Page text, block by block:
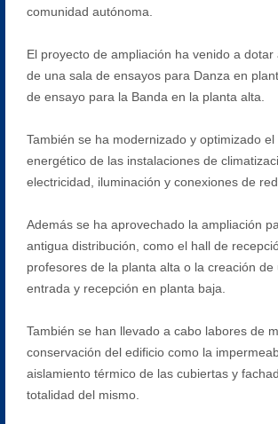
comunidad autónoma.
El proyecto de ampliación ha venido a dotar
de una sala de ensayos para Danza en
de ensayo para la Banda en la planta alta.
También se ha modernizado y optimizado
energético de las instalaciones de
electricidad, iluminación y conexiones de red.
Además se ha aprovechado la ampliación
antigua distribución, como el hall de
profesores de la planta alta o la creación de
entrada y recepción en planta baja.
También se han llevado a cabo labores de
conservación del edificio como la
aislamiento térmico de las cubiertas y
totalidad del mismo.